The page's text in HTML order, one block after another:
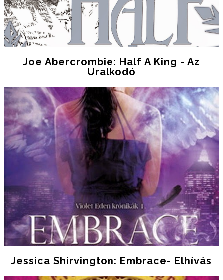
Joe Abercrombie: Half A King - Az
Uralkodó
Jessica Shirvington: Embrace- Elhívás